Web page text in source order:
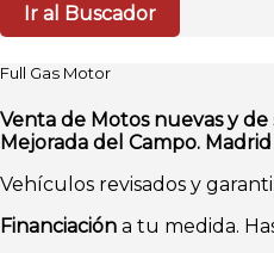
Ir al Buscador
Full Gas Motor
Venta de Motos nuevas y
Mejorada del Campo. Madrid
Vehículos revisados y
Financiación a tu medida.